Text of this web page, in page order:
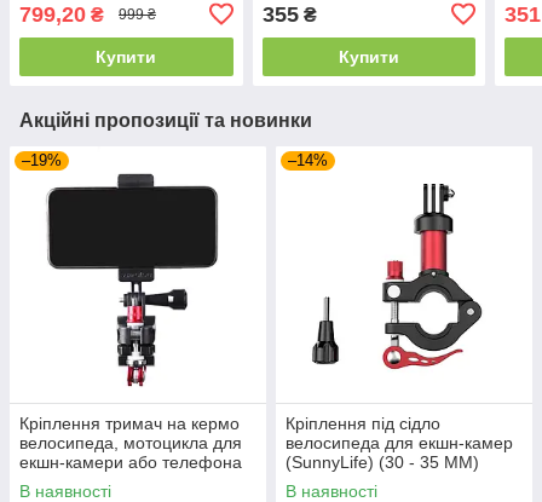
Фіксатор Екшен камери
для шиї
799,20 ₴ 999 ₴
Купити
фіксатор для відеозйомки
355₴
Купити
Акційні пропозиції та новинки
–19%
Кріплення тримач на кермо
велосипеда, мотоцикла для
екшн-камери або телефона
(SunnyLife) 20 – 26 мм
В наявності
–14%
Кріплення під сідло
велосипеда для екшн-камер
(SunnyLife) (30 - 35 ММ)
В наявності